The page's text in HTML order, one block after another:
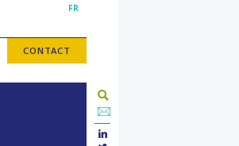
FR
CONTACT